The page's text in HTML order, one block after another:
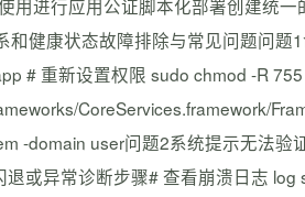
用进行应用公证脚本化部署创建统
和健康状态故障排除与常见问题问
# 重新设置权限 sudo chmod -R
CoreServices.framework/
-domain user问题2系统提示无法
或异常诊断步骤# 查看崩溃日志